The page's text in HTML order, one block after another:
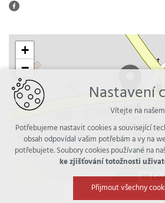
+
−
Nastavení
Vítejte na
Potřebujeme nastavit cookies a související
obsah odpovídal vašim potřebám a vy na
potřebujete. Soubory cookies používané na
ke zjišťování totožnosti
Přijmout všechny